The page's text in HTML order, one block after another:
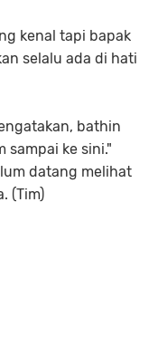
kenal tapi bapak
selalu ada di hati
bathin
sampai ke sini."
datang melihat
(Tim)